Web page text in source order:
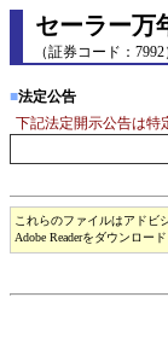
セーラー万
（証券コード：7992
■法定公告
下記法定開示公告は特
これらのファイルはアドビ
Adobe Readerをダウンロー